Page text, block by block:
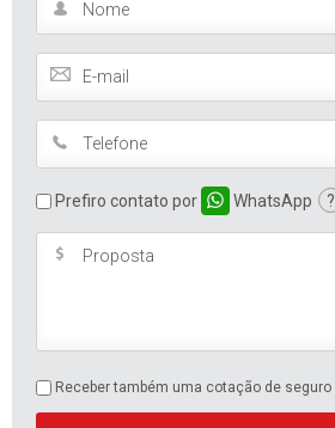
Prefiro contato por WhatsApp ?
Receber também uma cotação de seguro